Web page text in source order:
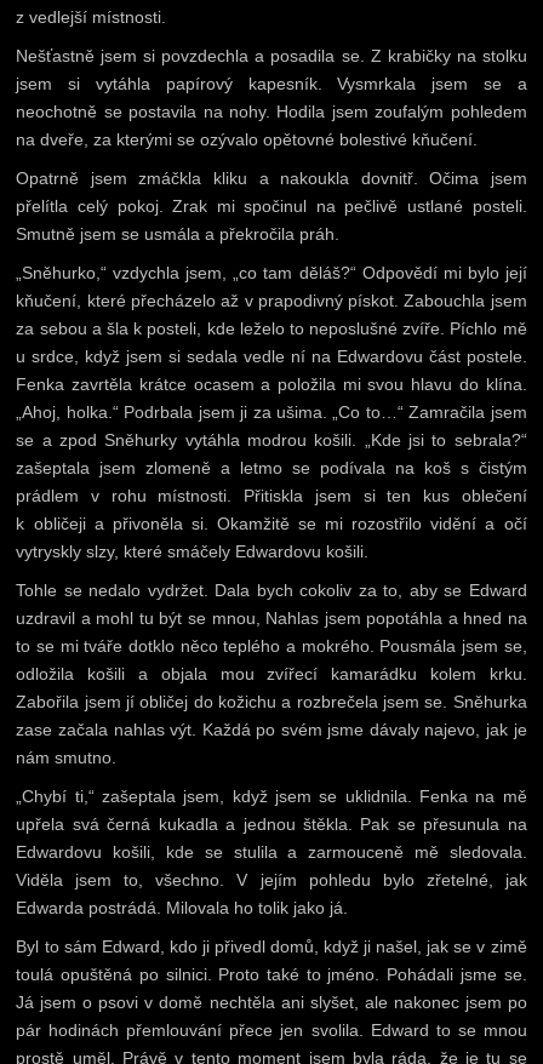
z vedlejší místnosti.
Nešťastně jsem si povzdechla a posadila se. Z krabičky na stolku
jsem si vytáhla papírový kapesník. Vysmrkala jsem se a
neochotně se postavila na nohy. Hodila jsem zoufalým pohledem
na dveře, za kterými se ozývalo opětovné bolestivé kňučení.
Opatrně jsem zmáčkla kliku a nakoukla dovnitř. Očima jsem
přelítla celý pokoj. Zrak mi spočinul na pečlivě ustlané posteli.
Smutně jsem se usmála a překročila práh.
„Sněhurko,“ vzdychla jsem, „co tam děláš?“ Odpovědí mi bylo její
kňučení, které přecházelo až v prapodivný pískot. Zabouchla jsem
za sebou a šla k posteli, kde leželo to neposlušné zvíře. Píchlo mě
u srdce, když jsem si sedala vedle ní na Edwardovu část postele.
Fenka zavrtěla krátce ocasem a položila mi svou hlavu do klína.
„Ahoj, holka.“ Podrbala jsem ji za ušima. „Co to…“ Zamračila jsem
se a zpod Sněhurky vytáhla modrou košili. „Kde jsi to sebrala?“
zašeptala jsem zlomeně a letmo se podívala na koš s čistým
prádlem v rohu místnosti. Přitiskla jsem si ten kus oblečení
k obličeji a přivoněla si. Okamžitě se mi rozostřilo vidění a očí
vytryskly slzy, které smáčely Edwardovu košili.
Tohle se nedalo vydržet. Dala bych cokoliv za to, aby se Edward
uzdravil a mohl tu být se mnou, Nahlas jsem popotáhla a hned na
to se mi tváře dotklo něco teplého a mokrého. Pousmála jsem se,
odložila košili a objala mou zvířecí kamarádku kolem krku.
Zabořila jsem jí obličej do kožichu a rozbrečela jsem se. Sněhurka
zase začala nahlas výt. Každá po svém jsme dávaly najevo, jak je
nám smutno.
„Chybí ti,“ zašeptala jsem, když jsem se uklidnila. Fenka na mě
upřela svá černá kukadla a jednou štěkla. Pak se přesunula na
Edwardovu košili, kde se stulila a zarmouceně mě sledovala.
Viděla jsem to, všechno. V jejím pohledu bylo zřetelné, jak
Edwarda postrádá. Milovala ho tolik jako já.
Byl to sám Edward, kdo ji přivedl domů, když ji našel, jak se v zimě
toulá opuštěná po silnici. Proto také to jméno. Pohádali jsme se.
Já jsem o psovi v domě nechtěla ani slyšet, ale nakonec jsem po
pár hodinách přemlouvání přece jen svolila. Edward to se mnou
prostě uměl. Právě v tento moment jsem byla ráda, že je tu se